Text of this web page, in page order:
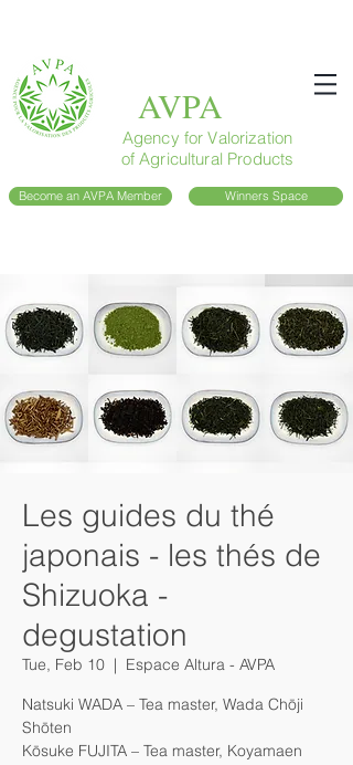
AVPA
Agency for Valorization
of Agricultural Products
Become an AVPA Member Winners Space
Les guides du thé
japonais - les thés de
Shizuoka -
degustation
Tue, Feb 10
  |
Espace Altura - AVPA
Natsuki WADA – Tea master, Wada Chōji
Shōten
Kōsuke FUJITA – Tea master, Koyamaen